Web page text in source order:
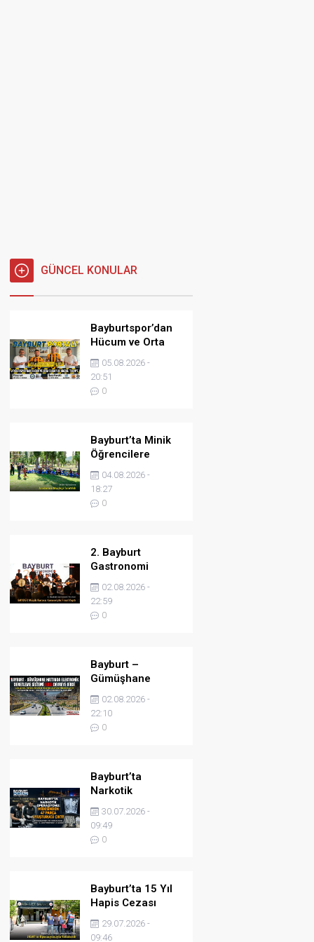
GÜNCEL KONULAR
Bayburtspor’dan
Hücum ve Orta
Sahaya İki Önemli
Takviye
05.08.2026 -
20:51
0
Bayburt’ta Minik
Öğrencilere
Jandarma
Mesleği Tanıtıldı
04.08.2026 -
18:27
0
2. Bayburt
Gastronomi
Festivali BAYDER
Müzik Korosu
Konseriyle Final
Yaptı
02.08.2026 -
22:59
0
Bayburt –
Gümüşhane
Hattında
Elektronik
Denetleme
Sistemi (EDS)
02.08.2026 -
22:10
0
Bayburt’ta
Narkotik
Operasyonu:
Midesinden 47
Parça Uyuşturucu
Çıktı!
30.07.2026 -
09:49
0
Bayburt’ta 15 Yıl
Hapis Cezası
Bulunan Şahıs
JASAT’ın
29.07.2026 -
09:46